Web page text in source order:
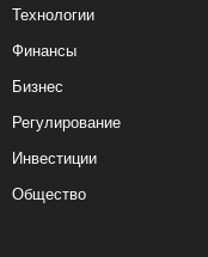
Технологии
Финансы
Бизнес
Регулирование
Инвестиции
Общество